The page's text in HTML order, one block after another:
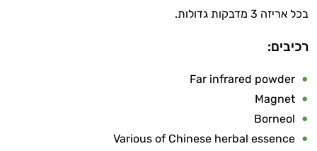
בכל אריזה 3 מדבקות גדולות.
רכיבים:
Far infrared powder
Magnet
Borneol
Various of Chinese herbal essence